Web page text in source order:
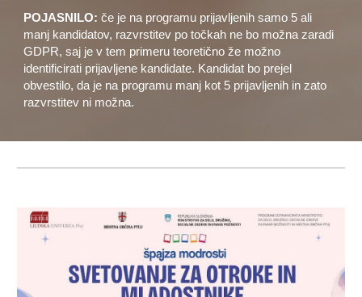
POJASNILO: če je na programu prijavljenih samo 5 ali
manj kandidatov, razvrstitev po točkah ne bo možna zaradi
GDPR, saj je v tem primeru teoretično že možno
identificirati prijavljene kandidate. Kandidat bo prejel
obvestilo, da je na programu manj kot 5 prijavljenih in zato
razvrstitev ni možna.